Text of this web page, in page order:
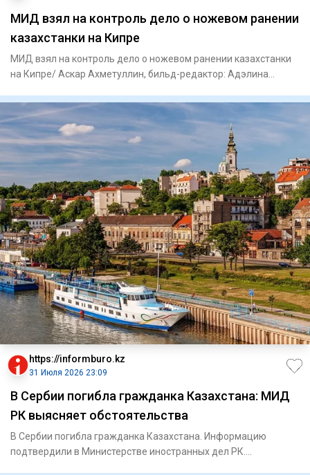
МИД взял на контроль дело о ножевом ранении
казахстанки на Кипре
МИД взял на контроль дело о ножевом ранении казахстанки
на Кипре/ Аскар Ахметуллин, бильд-редактор: Адэлина
https://informburo.kz
31 Июля 2026 23:09
В Сербии погибла гражданка Казахстана: МИД
РК выясняет обстоятельства
В Сербии погибла гражданка Казахстана. Информацию
подтвердили в Министерстве иностранных дел РК.